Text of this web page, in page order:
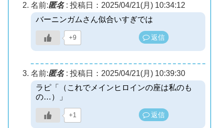
名前:匿名: 投稿日：2025/04/21(月) 10:34:12
バーニンガムさん似合いすぎでは
+9 返信
名前:匿名: 投稿日：2025/04/21(月) 10:39:30
ラピ「（これでメインヒロインの座は私のも
の…）」
+1 返信